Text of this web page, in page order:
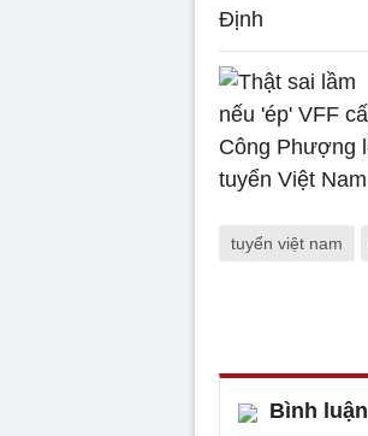
tuyển việt nam
Bình luận